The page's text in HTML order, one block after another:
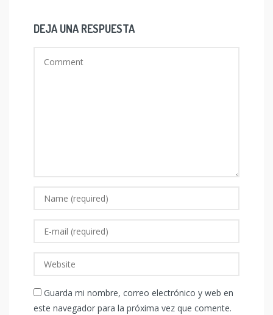
DEJA UNA RESPUESTA
Guarda mi nombre, correo electrónico y web en
este navegador para la próxima vez que comente.